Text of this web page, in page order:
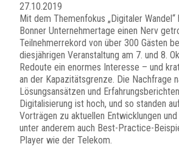
27.10.2019
Mit dem Themenfokus „Digitaler Wandel“
Bonner Unternehmertage einen Nerv
Teilnehmerrekord von über 300 Gästen
diesjährigen Veranstaltung am 7. und 8.
Redoute ein enormes Interesse – und
an der Kapazitätsgrenze. Die Nachfrage
Lösungsansätzen und
Digitalisierung ist hoch, und so standen
Vorträgen zu aktuellen Entwicklungen
unter anderem auch Best-Practice-
Player wie der Telekom.